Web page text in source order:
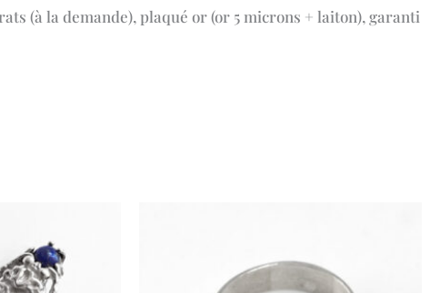
(à la demande), plaqué or (or 5 microns + laiton), garanti